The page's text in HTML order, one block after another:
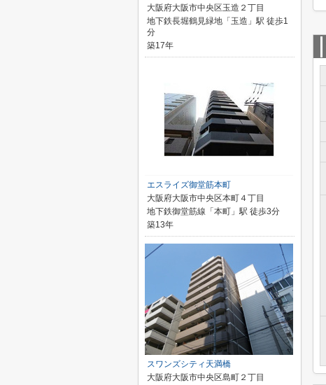
大阪府大阪市中央区玉造２丁目
地下鉄長堀鶴見緑地「玉造」駅 徒歩1
分
築17年
エスライズ御堂筋本町
大阪府大阪市中央区本町４丁目
地下鉄御堂筋線「本町」駅 徒歩3分
築13年
スワンズシティ天満橋
大阪府大阪市中央区島町２丁目